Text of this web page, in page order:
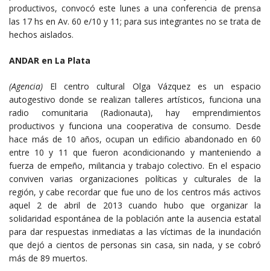
productivos, convocó este lunes a una conferencia de prensa
las 17 hs en Av. 60 e/10 y 11; para sus integrantes no se trata de
hechos aislados.
ANDAR en La Plata
(Agencia) El centro cultural Olga Vázquez es un espacio
autogestivo donde se realizan talleres artísticos, funciona una
radio comunitaria (Radionauta), hay emprendimientos
productivos y funciona una cooperativa de consumo. Desde
hace más de 10 años, ocupan un edificio abandonado en 60
entre 10 y 11 que fueron acondicionando y manteniendo a
fuerza de empeño, militancia y trabajo colectivo. En el espacio
conviven varias organizaciones políticas y culturales de la
región, y cabe recordar que fue uno de los centros más activos
aquel 2 de abril de 2013 cuando hubo que organizar la
solidaridad espontánea de la población ante la ausencia estatal
para dar respuestas inmediatas a las víctimas de la inundación
que dejó a cientos de personas sin casa, sin nada, y se cobró
más de 89 muertos.